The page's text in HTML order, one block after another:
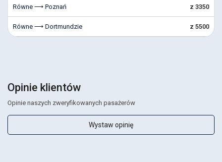
Równe ⟶ Poznań z 3350
Równe ⟶ Dortmundzie z 5500
Opinie klientów
Opinie naszych zweryfikowanych pasażerów
Wystaw opinię